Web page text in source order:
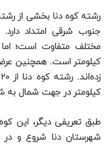
رشته کوه دنا بخشی از
جنوب شرقی امتداد
کیلومتر در جهت شمال به
طبق تعریفی دیگر، این